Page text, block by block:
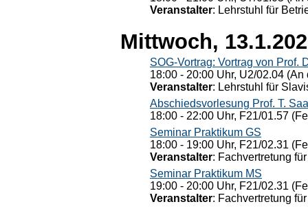
Veranstalter: Lehrstuhl für
Mittwoch,
SOG-Vortrag: Vortrag von Prof.
18:00 - 20:00 Uhr, U2/02.04
Veranstalter: Lehrstuhl für
Abschiedsvorlesung Prof. T.
18:00 - 22:00 Uhr, F21/01.57
Seminar Praktikum GS
18:00 - 19:00 Uhr, F21/02.31
Veranstalter: Fachvertretung
Seminar Praktikum MS
19:00 - 20:00 Uhr, F21/02.31
Veranstalter: Fachvertretung